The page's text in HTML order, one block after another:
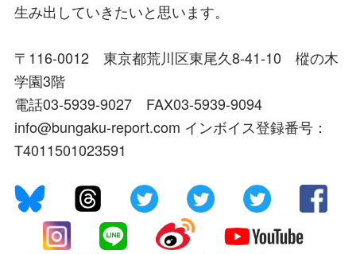
生み出していきたいと思います。
〒116-0012 東京都荒川区東尾久8-41-10 樅の木
学園3階
電話03-5939-9027 FAX03-5939-9094
info@bungaku-report.com インボイス登録番号：
T4011501023591